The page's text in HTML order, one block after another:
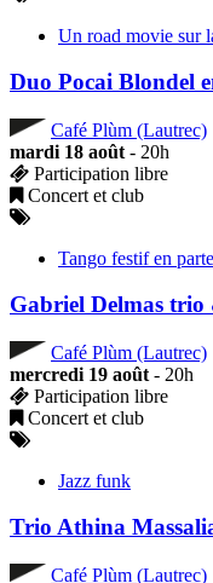
Un road movie sur
Duo Pocai Blondel
Café Plùm (Lautrec)
mardi 18 août - 20h
Participation libre
Concert et club
Tango festif en
Gabriel Delmas
Café Plùm (Lautrec)
mercredi 19 août - 20h
Participation libre
Concert et club
Jazz funk
Trio Athina
Café Plùm (Lautrec)